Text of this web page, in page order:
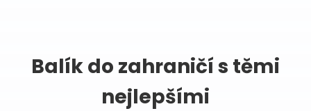
Balík do zahraničí s těmi
nejlepšími